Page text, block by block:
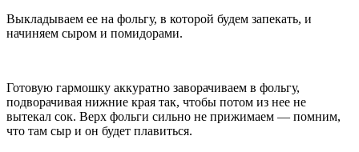
Выкладываем ее на фольгу, в которой будем запекать, и
начиняем сыром и помидорами.
Готовую гармошку аккуратно заворачиваем в фольгу,
подворачивая нижние края так, чтобы потом из нее не
вытекал сок. Верх фольги сильно не прижимаем — помним,
что там сыр и он будет плавиться.